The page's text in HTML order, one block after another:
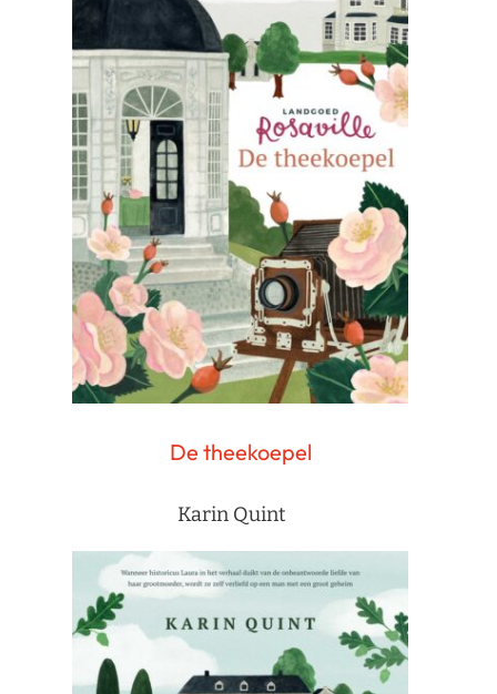
De theekoepel
Karin Quint